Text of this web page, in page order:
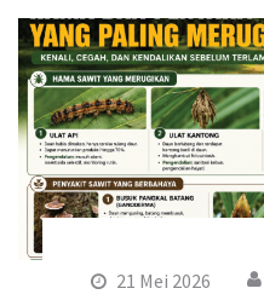
21 Mei 2026